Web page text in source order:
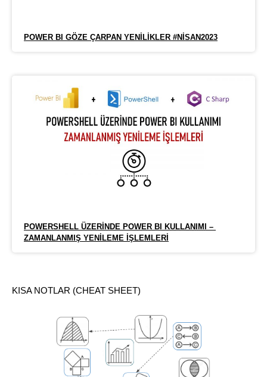
POWER BI GÖZE ÇARPAN YENILIKLER #NISAN2023
POWERSHELL ÜZERINDE POWER BI KULLANIMI –
ZAMANLANMIŞ YENILEME İŞLEMLERI
KISA NOTLAR (CHEAT SHEET)